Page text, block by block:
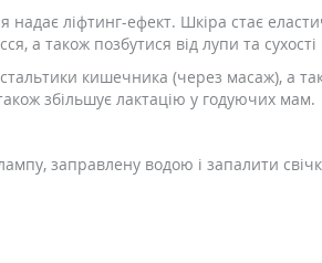
надає ліфтинг-ефект. Шкіра стає
також позбутися від лупи та сухості
кишечника (через масаж), а
збільшує лактацію у годуючих мам.
заправлену водою і запалити